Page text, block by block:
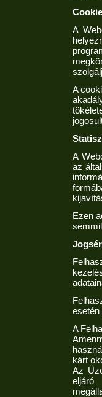
A
A
A
az
Ezen
esetén
A
kárt
Az
eljáró